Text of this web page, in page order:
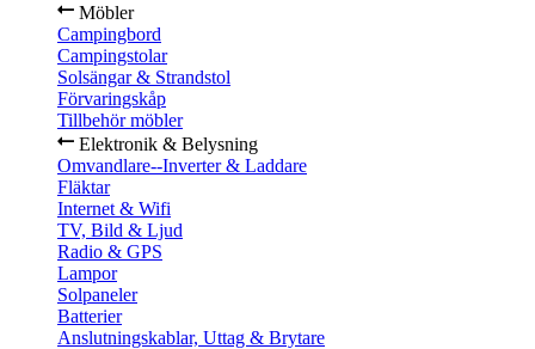
Möbler
Campingbord
Campingstolar
Solsängar & Strandstol
Förvaringskåp
Tillbehör möbler
Elektronik & Belysning
Omvandlare--Inverter & Laddare
Fläktar
Internet & Wifi
TV, Bild & Ljud
Radio & GPS
Lampor
Solpaneler
Batterier
Anslutningskablar, Uttag & Brytare